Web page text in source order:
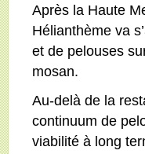
Après la Haute
Hélianthème va
et de pelouses
mosan.
Au-delà de la
continuum de
viabilité à long